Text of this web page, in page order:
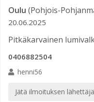
Oulu (Pohjois-
20.06.2025
Pitkäkarvainen
0406882504
henni56
Jätä ilmoituksen